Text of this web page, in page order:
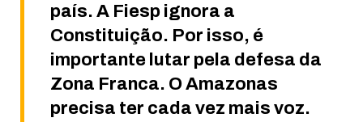
país. A Fiesp ignora a
Constituição. Por isso, é
importante lutar pela defesa da
Zona Franca. O Amazonas
precisa ter cada vez mais voz.